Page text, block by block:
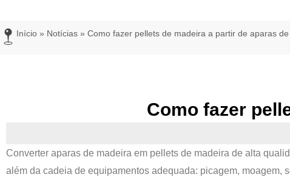
Início » Notícias » Como fazer pellets de madeira a partir de aparas
Como fazer
Converter aparas de madeira em pellets de madeira de alta
além da cadeia de equipamentos adequada: picagem, moagem,